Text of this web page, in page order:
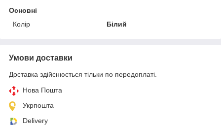
Основні
Колір
Білий
Умови доставки
Доставка здійснюється тільки по передоплаті.
Нова Пошта
Укрпошта
Delivery